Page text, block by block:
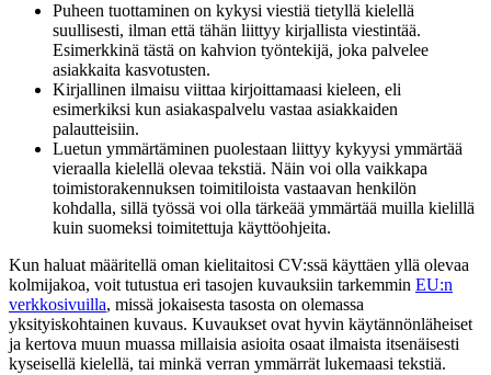
Puheen tuottaminen on kykysi viestiä tietyllä kielellä
suullisesti, ilman että tähän liittyy kirjallista viestintää.
Esimerkkinä tästä on kahvion työntekijä, joka palvelee
asiakkaita kasvotusten.
Kirjallinen ilmaisu viittaa kirjoittamaasi kieleen, eli
esimerkiksi kun asiakaspalvelu vastaa asiakkaiden
palautteisiin.
Luetun ymmärtäminen puolestaan liittyy kykyysi ymmärtää
vieraalla kielellä olevaa tekstiä. Näin voi olla vaikkapa
toimistorakennuksen toimitiloista vastaavan henkilön
kohdalla, sillä työssä voi olla tärkeää ymmärtää muilla kielillä
kuin suomeksi toimitettuja käyttöohjeita.
Kun haluat määritellä oman kielitaitosi CV:ssä käyttäen yllä olevaa
kolmijakoa, voit tutustua eri tasojen kuvauksiin tarkemmin EU:n
verkkosivuilla, missä jokaisesta tasosta on olemassa
yksityiskohtainen kuvaus. Kuvaukset ovat hyvin käytännönläheiset
ja kertova muun muassa millaisia asioita osaat ilmaista itsenäisesti
kyseisellä kielellä, tai minkä verran ymmärrät lukemaasi tekstiä.